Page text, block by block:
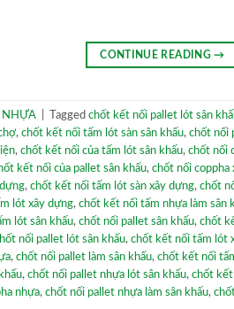
CONTINUE READING→
NHỰA Tagged chốt kết nối pallet lót sân
, chốt kết nối tấm lót sàn sân khấu, chốt nối
, chốt kết nối của tấm lót sân khấu, chốt nối
kết nối của pallet sân khấu, chốt nối coppha
, chốt kết nối tấm lót sàn xây dựng, chốt
lót xây dựng, chốt kết nối tấm nhựa làm sân
lót sân khấu, chốt nối pallet sân khấu, chốt
nối pallet lót sân khấu, chốt kết nối tấm lót
, chốt nối pallet làm sân khấu, chốt kết nối
, chốt nối pallet nhựa lót sân khấu, chốt kết
nhựa, chốt nối pallet nhựa làm sân khấu,